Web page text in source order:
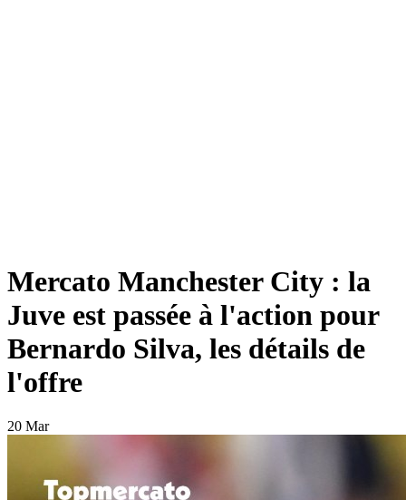
Mercato Manchester City : la
Juve est passée à l'action pour
Bernardo Silva, les détails de
l'offre
20 Mar